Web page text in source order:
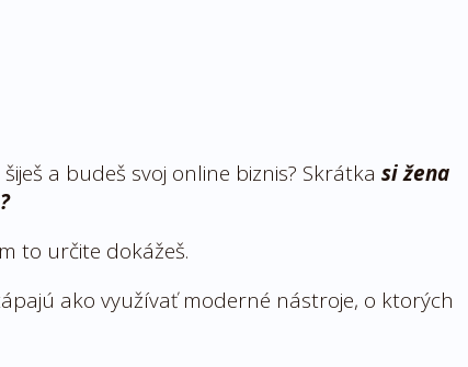
a budeš svoj online biznis? Skrátka si žena
to určite dokážeš.
ako využívať moderné nástroje, o ktorých